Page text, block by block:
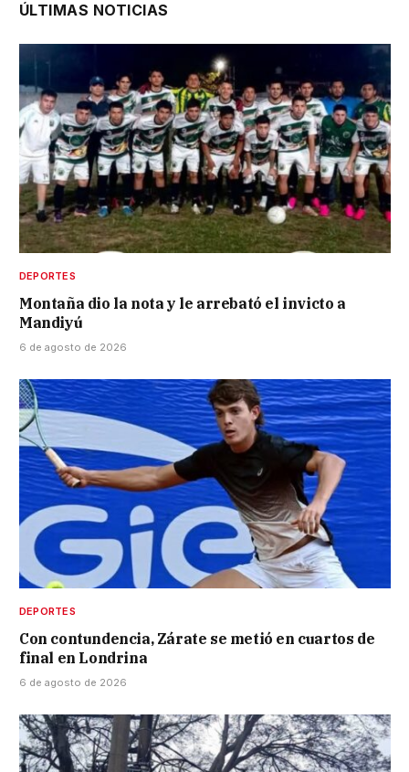
ÚLTIMAS NOTICIAS
DEPORTES
Montaña dio la nota y le arrebató el invicto a
Mandiyú
6 de agosto de 2026
DEPORTES
Con contundencia, Zárate se metió en cuartos de
final en Londrina
6 de agosto de 2026